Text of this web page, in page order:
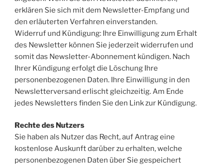
erklären Sie sich mit dem Newsletter-Empfang und
den erläuterten Verfahren einverstanden.
Widerruf und Kündigung: Ihre Einwilligung zum Erhalt
des Newsletter können Sie jederzeit widerrufen und
somit das Newsletter-Abonnement kündigen. Nach
Ihrer Kündigung erfolgt die Löschung Ihre
personenbezogenen Daten. Ihre Einwilligung in den
Newsletterversand erlischt gleichzeitig. Am Ende
jedes Newsletters finden Sie den Link zur Kündigung.
Rechte des Nutzers
Sie haben als Nutzer das Recht, auf Antrag eine
kostenlose Auskunft darüber zu erhalten, welche
personenbezogenen Daten über Sie gespeichert